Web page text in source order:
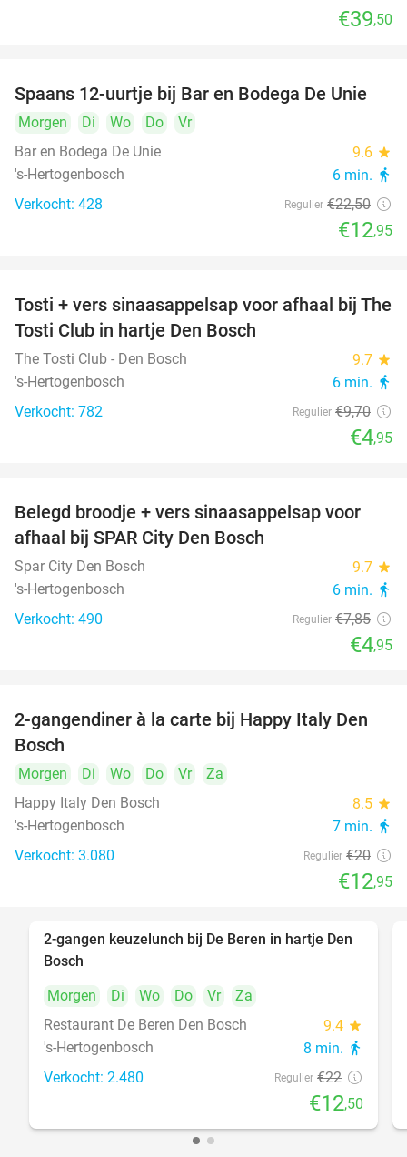
€39,50
42%
Spaans 12-uurtje bij Bar en Bodega De Unie
Morgen Di Wo Do
Vr
Bar en Bodega De Unie
9.6 star
's-Hertogenbosch 6 min. directions_walk
Verkocht: 428 Regulier €22,50
€12,95
49%
Tosti + vers sinaasappelsap voor afhaal bij The
Tosti Club in hartje Den Bosch
The Tosti Club - Den Bosch 9.7 star
's-Hertogenbosch 6 min. directions_walk
Verkocht: 782 Regulier €9,70
€4,95
37%
Belegd broodje + vers sinaasappelsap voor
afhaal bij SPAR City Den Bosch
Spar City Den Bosch 9.7 star
's-Hertogenbosch 6 min. directions_walk
Verkocht: 490 Regulier €7,85
€4,95
35%
2-gangendiner à la carte bij Happy Italy Den
Bosch
Morgen Di Wo Do Vr
Za
Happy Italy Den Bosch
8.5 star
's-Hertogenbosch 7 min. directions_walk
Verkocht: 3.080 Regulier €20
€12,95
43%
2-gangen keuzelunch bij De Beren in hartje Den
Bosch
Morgen
Di Wo Do Vr
Za
Restaurant De Beren Den Bosch
9.4 star
's-Hertogenbosch 8 min. directions_walk
Verkocht: 2.480 Regulier €22
€12,50